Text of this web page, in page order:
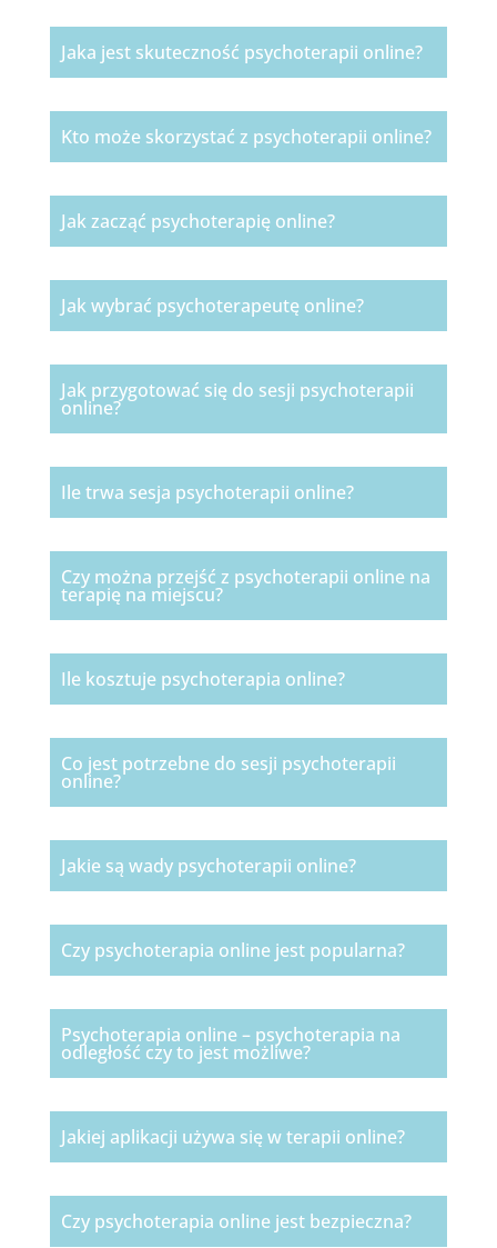
Jaka jest skuteczność psychoterapii online?
Kto może skorzystać z psychoterapii online?
Jak zacząć psychoterapię online?
Jak wybrać psychoterapeutę online?
Jak przygotować się do sesji psychoterapii
online?
Ile trwa sesja psychoterapii online?
Czy można przejść z psychoterapii online na
terapię na miejscu?
Ile kosztuje psychoterapia online?
Co jest potrzebne do sesji psychoterapii
online?
Jakie są wady psychoterapii online?
Czy psychoterapia online jest popularna?
Psychoterapia online – psychoterapia na
odległość czy to jest możliwe?
Jakiej aplikacji używa się w terapii online?
Czy psychoterapia online jest bezpieczna?